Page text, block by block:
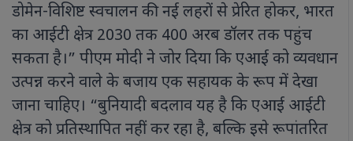
डोमेन-विशिष्ट स्वचालन की नई लहरों से प्रेरित होकर, भारत
का आईटी क्षेत्र 2030 तक 400 अरब डॉलर तक पहुंच
सकता है।” पीएम मोदी ने जोर दिया कि एआई को व्यवधान
उत्पन्न करने वाले के बजाय एक सहायक के रूप में देखा
जाना चाहिए। “बुनियादी बदलाव यह है कि एआई आईटी
क्षेत्र को प्रतिस्थापित नहीं कर रहा है, बल्कि इसे रूपांतरित